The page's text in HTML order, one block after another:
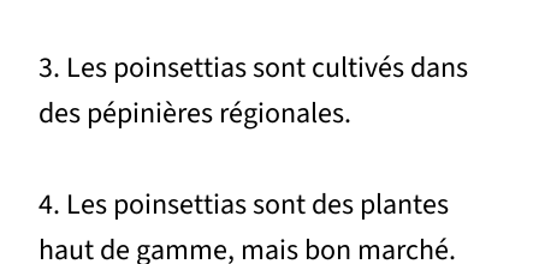
3. Les poinsettias sont cultivés dans
des pépinières régionales.
4. Les poinsettias sont des plantes
haut de gamme, mais bon marché.